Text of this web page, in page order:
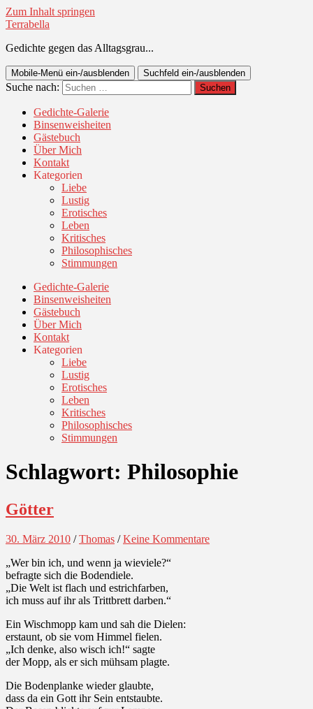
Zum Inhalt springen
Terrabella
Gedichte gegen das Alltagsgrau...
Mobile-Menü ein-/ausblenden Suchfeld ein-/ausblenden
Suche nach:
Gedichte-Galerie
Binsenweisheiten
Gästebuch
Über Mich
Kontakt
Kategorien
Liebe
Lustig
Erotisches
Leben
Kritisches
Philosophisches
Stimmungen
Gedichte-Galerie
Binsenweisheiten
Gästebuch
Über Mich
Kontakt
Kategorien
Liebe
Lustig
Erotisches
Leben
Kritisches
Philosophisches
Stimmungen
Schlagwort: Philosophie
Götter
30. März 2010 /Thomas /Keine Kommentare
„Wer bin ich, und wenn ja wieviele?“
befragte sich die Bodendiele.
„Die Welt ist flach und estrichfarben,
ich muss auf ihr als Trittbrett darben.“
Ein Wischmopp kam und sah die Dielen:
erstaunt, ob sie vom Himmel fielen.
„Ich denke, also wisch ich!“ sagte
der Mopp, als er sich mühsam plagte.
Die Bodenplanke wieder glaubte,
dass da ein Gott ihr Sein entstaubte.